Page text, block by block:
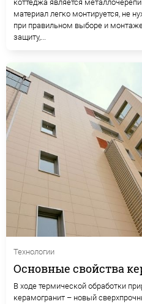
коттеджа является
материал легко монтируется, не
при правильном выборе и
защиту,...
Технологии
Основные свойства
В ходе термической обработки
керамогранит – новый